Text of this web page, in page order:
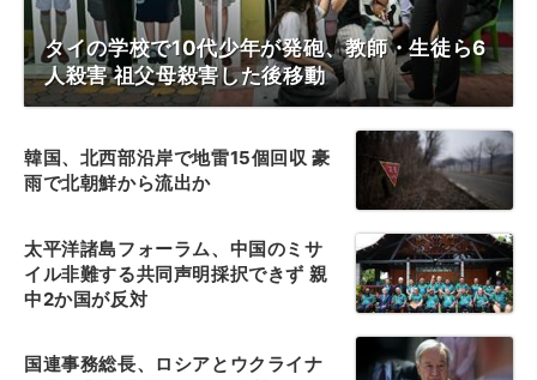
タイの学校で10代少年が発砲、教師・生徒ら6
人殺害 祖父母殺害した後移動
韓国、北西部沿岸で地雷15個回収 豪
雨で北朝鮮から流出か
太平洋諸島フォーラム、中国のミサ
イル非難する共同声明採択できず 親
中2か国が反対
国連事務総長、ロシアとウクライナ